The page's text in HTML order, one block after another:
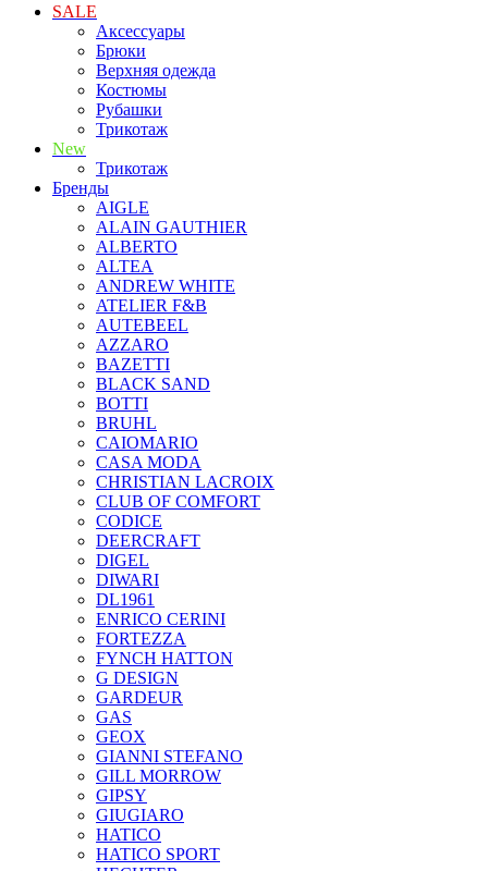
SALE
Аксессуары
Брюки
Верхняя одежда
Костюмы
Рубашки
Трикотаж
New
Трикотаж
Бренды
AIGLE
ALAIN GAUTHIER
ALBERTO
ALTEA
ANDREW WHITE
ATELIER F&B
AUTEBEEL
AZZARO
BAZETTI
BLACK SAND
BOTTI
BRUHL
CAIOMARIO
CASA MODA
CHRISTIAN LACROIX
CLUB OF COMFORT
CODICE
DEERCRAFT
DIGEL
DIWARI
DL1961
ENRICO CERINI
FORTEZZA
FYNCH HATTON
G DESIGN
GARDEUR
GAS
GEOX
GIANNI STEFANO
GILL MORROW
GIPSY
GIUGIARO
HATICO
HATICO SPORT